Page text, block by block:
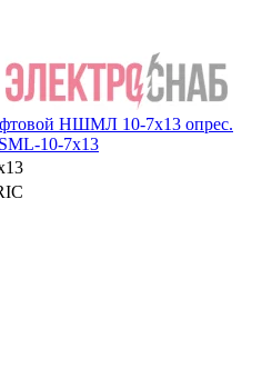
НШМЛ 10-7х13 опрес.
10-7х13